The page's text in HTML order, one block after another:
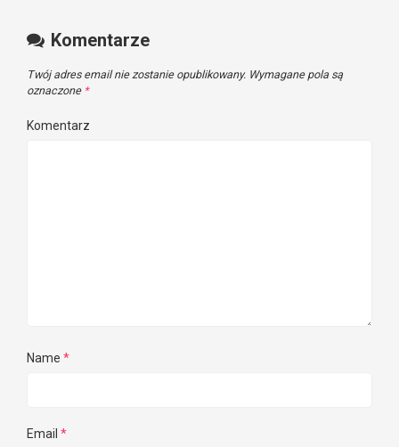
Komentarze
Twój adres email nie zostanie opublikowany. Wymagane pola są
oznaczone *
Komentarz
Name *
Email *